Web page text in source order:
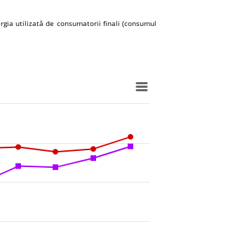
utilizată de consumatorii finali (consumul